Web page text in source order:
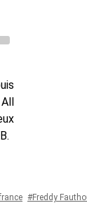
Freddy